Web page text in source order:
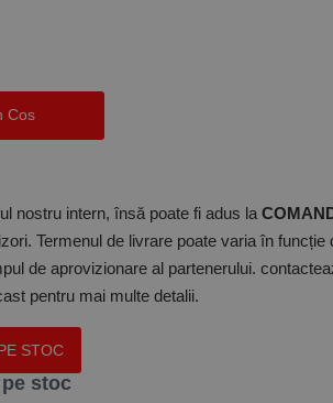
Cos
nostru intern, însă poate fi adus la
Termenul de livrare poate varia în funcție
de aprovizionare al partenerului.
pentru mai multe detalii.
STOC
stoc